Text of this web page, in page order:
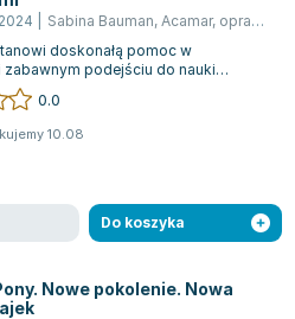
2024 Sabina Bauman, Acamar, opracowanie zbiorowe
doskonałą pomoc w
zabawnym podejściu do nauki
nocnika, pozwalając dzieciom
0.0
10.08
Do koszyka
Nowe pokolenie. Nowa